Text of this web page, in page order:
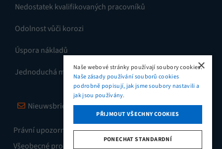
Nedostatek kvalifikovaných pracovníků
Odolnost vůči korozi
Úspora nákladů
Jednoduchá montáž
Právní upozornění / Zásady ochrany osobních údajů
Všeobecné prodejní a dodací podmínky
Nieuwsbrief Vimeo LinkedIn
×
Naše webové stránky používají soubory cookies.
Naše zásady používání souborů cookies
podrobně popisují, jak jsme soubory nastavili a
jak jsou používány.
PŘIJMOUT VŠECHNY COOKIES
PONECHAT STANDARDNÍ